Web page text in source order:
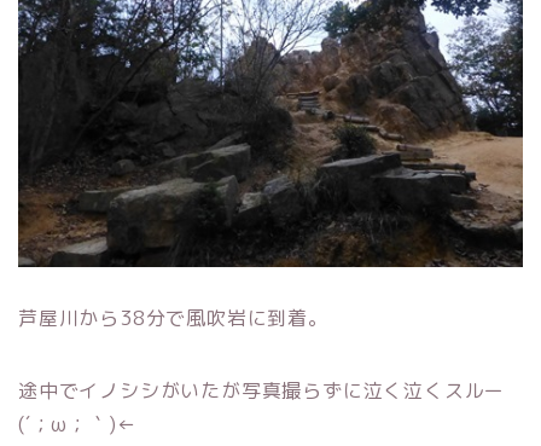
芦屋川から38分で風吹岩に到着。
途中でイノシシがいたが写真撮らずに泣く泣くスルー
(´；ω；｀)←